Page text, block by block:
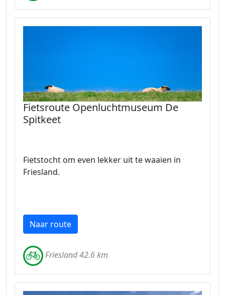
Fietsroute Openluchtmuseum De
Spitkeet
Fietstocht om even lekker uit te waaien in
Friesland.
Naar route
Friesland 42.6 km